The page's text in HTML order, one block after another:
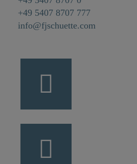
+49 5407 8707 777
info@fjschuette.com